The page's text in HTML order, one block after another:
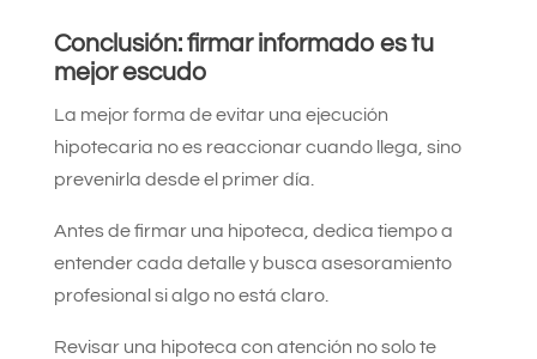
Conclusión: firmar informado es tu
mejor escudo
La mejor forma de evitar una ejecución
hipotecaria no es reaccionar cuando llega, sino
prevenirla desde el primer día.
Antes de firmar una hipoteca, dedica tiempo a
entender cada detalle y busca asesoramiento
profesional si algo no está claro.
Revisar una hipoteca con atención no solo te